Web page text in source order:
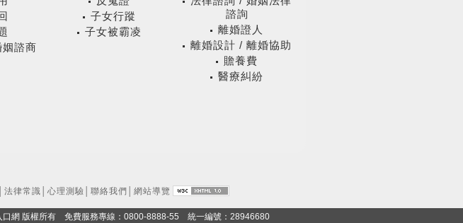
諮商
子女行蹤
子女被霸凌
諮詢
離婚證人
離婚設計 / 離婚協助
贍養費
醫療糾紛
法律常識 心理測驗 聯絡我們 網站導覽
口網 版權所有 免費服務專線：0800-8888-55 統一編號：28946680